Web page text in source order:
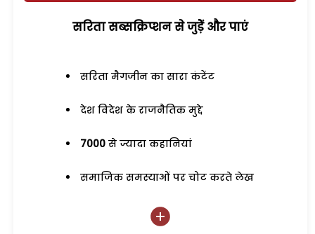
सरिता सब्सक्रिप्शन से जुड़ेें और पाएं
सरिता मैगजीन का सारा कंटेंट
देश विदेश के राजनैतिक मुद्दे
7000 से ज्यादा कहानियां
समाजिक समस्याओं पर चोट करते लेख